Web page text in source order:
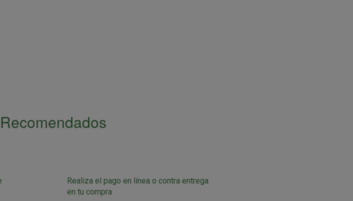
Realiza el pago en línea o contra entrega
en tu compra